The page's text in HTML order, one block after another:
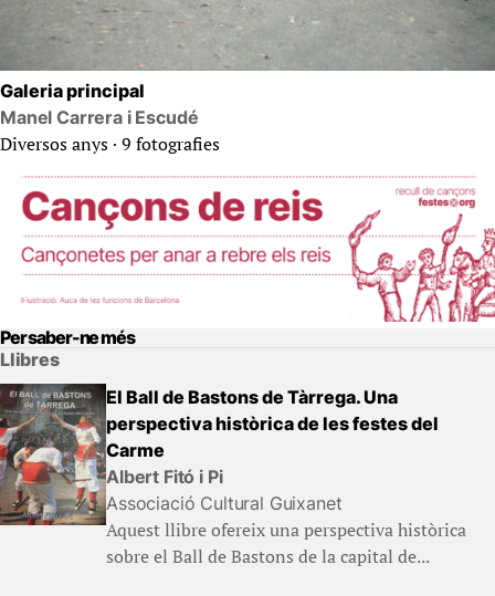
Galeria principal
Manel Carrera i Escudé
Diversos anys · 9 fotografies
Per saber-ne més
Llibres
El Ball de Bastons de Tàrrega. Una
perspectiva històrica de les festes del
Carme
Albert Fitó i Pi
Associació Cultural Guixanet
Aquest llibre ofereix una perspectiva històrica
sobre el Ball de Bastons de la capital de...